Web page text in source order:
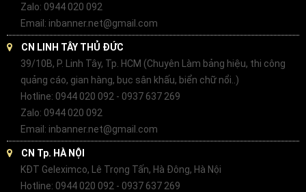
Zalo: 0944 020 092
Email: inbanner.net@gmail.com
CN LINH TÂY THỦ ĐỨC
39/10B, P. Linh Tây, Tp. HCM (Chuyên Làm bảng hiệu, thi công
quảng cáo, gian hàng, bục sân khấu, biển chữ nổi..)
Hotline: 0944 020 092 - 0937 637 269
Zalo: 0944 020 092
Email: inbanner.net@gmail.com
CN Tp. HÀ NỘI
KĐT Geleximco, Lê Trọng Tấn, Hà Đông, Hà Nội
Hotline: 0944 020 092 - 0937 637 269